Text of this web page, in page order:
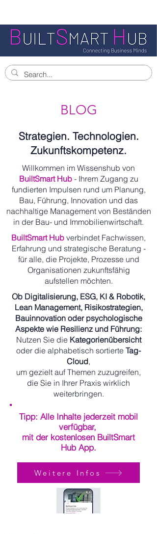
BLOG
Strategien. Technologien.
Zukunftskompetenz.
Willkommen im Wissenshub von
BuiltSmart Hub- Ihrem Zugang zu
fundierten Impulsen rund um Planung,
Bau, Führung, Innovation und das
nachhaltige Management von Beständen
in der Bau- und Immobilienwirtschaft.
BuiltSmart Hub verbindet Fachwissen,
Erfahrung und strategische Beratung -
für alle, die Projekte, Prozesse und
Organisationen zukunftsfähig
aufstellen möchten.
Ob Digitalisierung, ESG, KI & Robotik,
Lean Management, Risikostrategien,
Bauinnovation oder psychologische
Aspekte wie Resilienz und Führung:
Nutzen Sie die Kategorienübersicht
oder die alphabetisch sortierte Tag-
Cloud,
um gezielt auf Themen zuzugreifen,
die Sie in Ihrer Praxis wirklich
weiterbringen.
Tipp: Alle Inhalte jederzeit mobil
verfügbar,
mit der kostenlosen BuiltSmart
Hub App.
Weitere Infos